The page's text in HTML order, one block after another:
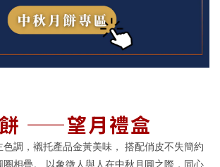
——望月禮盒
調，襯托產品金黃美味， 搭配俏皮不失簡約
圈相疊。 以象徵人與人在中秋月圓之際，同心